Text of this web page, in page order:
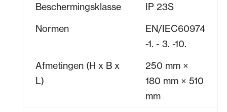
Beschermingsklasse
IP 23S
Normen
EN/IEC60974
-1. - 3. -10.
Afmetingen (H x B x
L)
250 mm ×
180 mm × 510
mm